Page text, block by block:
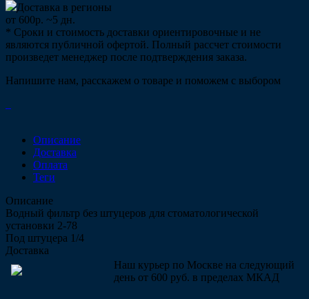
Доставка в регионы
от 600р. ~5 дн.
* Сроки и стоимость доставки ориентировочные и не
являются публичной офертой. Полный рассчет стоимости
произведет менеджер после подтверждения заказа.
Напишите нам, расскажем о товаре и поможем с выбором
Описание
Доставка
Оплата
Теги
Описание
Водный фильтр без штуцеров для стоматологической
установки 2-78
Под штуцера 1/4
Доставка
Наш курьер по Москве на следующий
день от 600 руб. в пределах МКАД